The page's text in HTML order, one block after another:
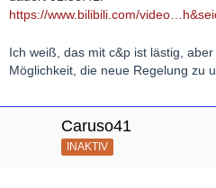
https://www.bilibili.com/
Ich weiß, das mit c&p ist lästig,
Möglichkeit, die neue Regelung zu
Caruso41
INAKTIV